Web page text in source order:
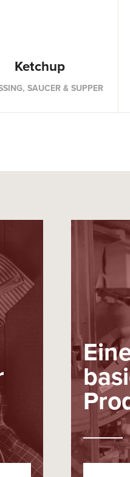
Ketchup
SAUCER & SUPPER